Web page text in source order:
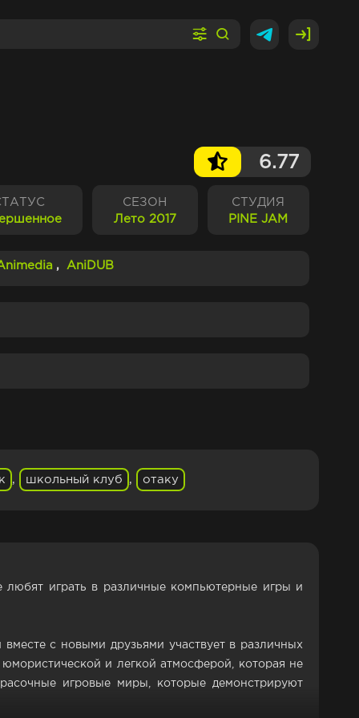
6.77
СЕЗОН
Лето 2017
СТУДИЯ
PINE JAM
, AniDUB
, школьный клуб , отаку
любят играть в различные компьютерные игры и
с новыми друзьями участвует в различных
и легкой атмосферой, которая не
игровые миры, которые демонстрируют